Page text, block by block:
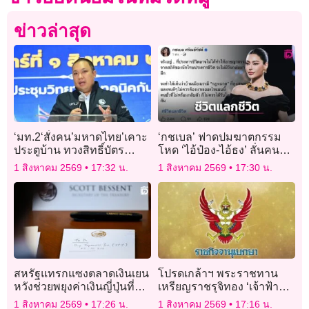
ข่าวล่าสุด
‘มท.2‘สั่งคน’มหาดไทย’เคาะ
ประตูบ้าน ทวงสิทธิ์บัตร
สวัสดิการฯให้ประชาชน คน
1 สิงหาคม 2569 17:32 น.
‘กชเบล’ ฟาดปมฆาตกรรม
โหด ‘ไอ้ป๋อง-ไอ้ธง’ ลั่นคนชั่ว
ไม่ควรได้รับโอกาส หนุน
1 สิงหาคม 2569 17:30 น.
สหรัฐแทรกแซงตลาดเงินเยน
หวังช่วยพยุงค่าเงินญี่ปุ่นที่
อ่อนหนัก
1 สิงหาคม 2569 17:26 น.
โปรดเกล้าฯ พระราชทาน
เหรียญราชรุจิทอง ‘เจ้าฟ้าพัช
รกิติยาภาฯ-เจ้าฟ้าสิริวัณณว
1 สิงหาคม 2569 17:16 น.